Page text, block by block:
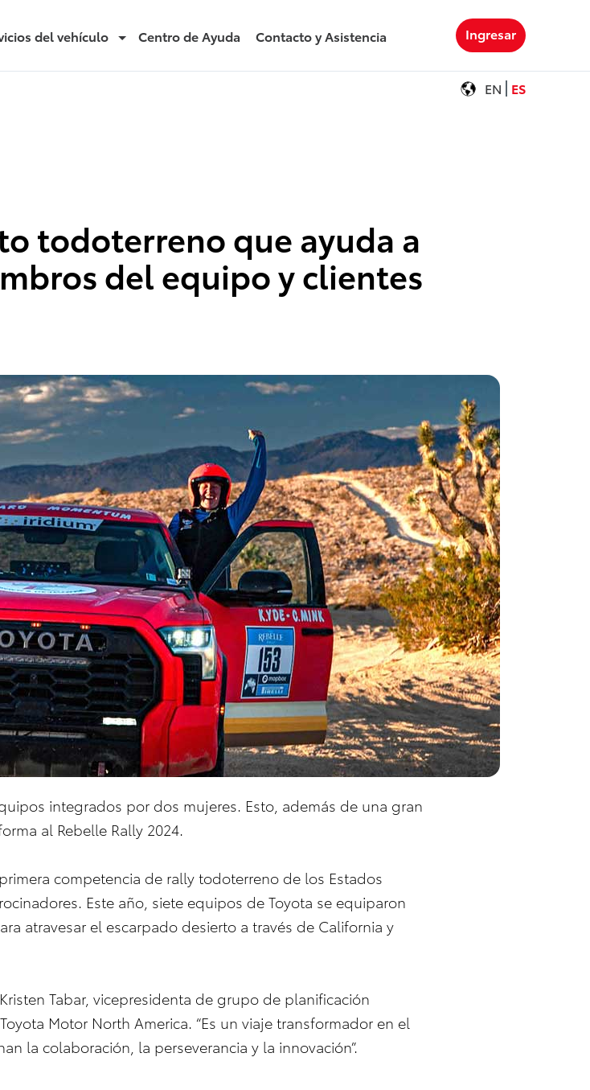
del vehículo Centro de Ayuda Contacto y Asistencia Ingresar
EN ES
todoterreno que ayuda a
del equipo y clientes
integrados por dos mujeres. Esto, además de una gran
al Rebelle Rally 2024.
competencia de rally todoterreno de los Estados
Este año, siete equipos de Toyota se equiparon
atravesar el escarpado desierto a través de California y
Tabar, vicepresidenta de grupo de planificación
Motor North America. “Es un viaje transformador en el
la colaboración, la perseverancia y la innovación”.